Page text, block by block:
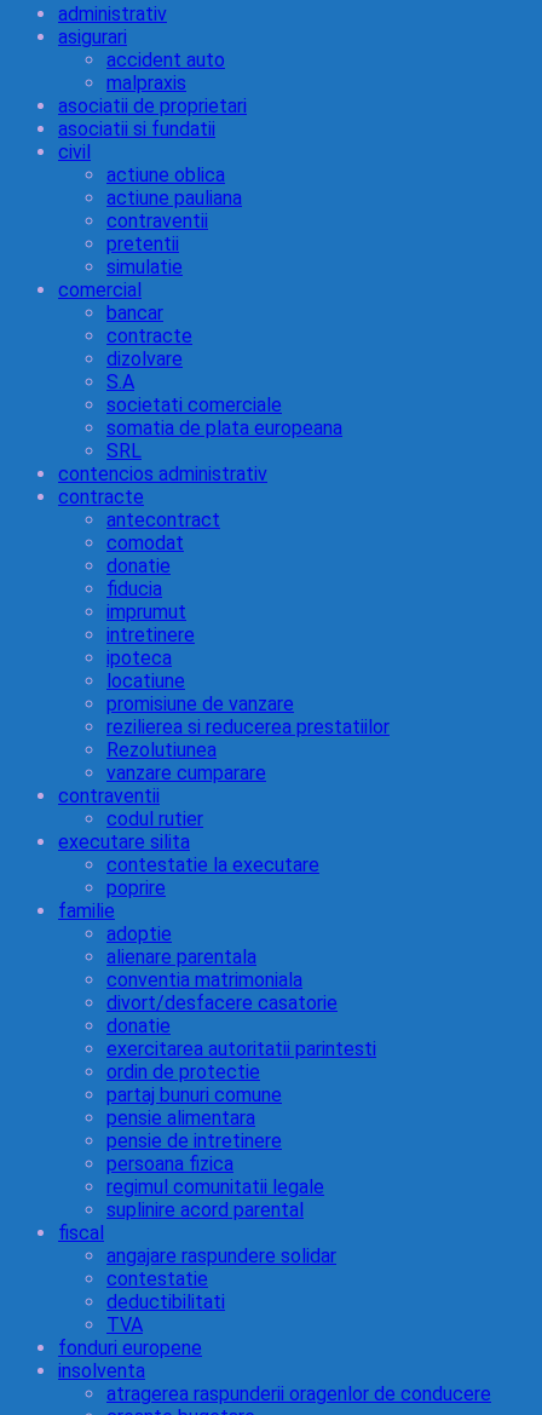
administrativ
asigurari
accident auto
malpraxis
asociatii de proprietari
asociatii si fundatii
civil
actiune oblica
actiune pauliana
contraventii
pretentii
simulatie
comercial
bancar
contracte
dizolvare
S.A
societati comerciale
somatia de plata europeana
SRL
contencios administrativ
contracte
antecontract
comodat
donatie
fiducia
imprumut
intretinere
ipoteca
locatiune
promisiune de vanzare
rezilierea si reducerea prestatiilor
Rezolutiunea
vanzare cumparare
contraventii
codul rutier
executare silita
contestatie la executare
poprire
familie
adoptie
alienare parentala
conventia matrimoniala
divort/desfacere casatorie
donatie
exercitarea autoritatii parintesti
ordin de protectie
partaj bunuri comune
pensie alimentara
pensie de intretinere
persoana fizica
regimul comunitatii legale
suplinire acord parental
fiscal
angajare raspundere solidar
contestatie
deductibilitati
TVA
fonduri europene
insolventa
atragerea raspunderii oragenlor de conducere